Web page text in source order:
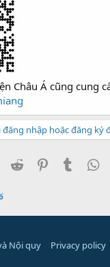
Châu Á cũng cung
đăng nhập hoặc đăng ký
Twitter Reddit PinterestTumblr
Nội quy Privacy policy